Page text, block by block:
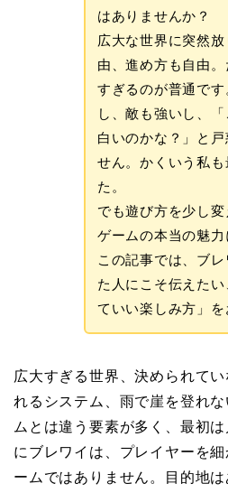
はありませんか？
広大な世界に突然
由、進め方も自由
すぎるのが普通で
し、敵も強いし、
白いのかな？」と
せん。かくいう私
た。
でも遊び方を少し
ゲームの本当の魅力
この記事では、ブ
た人にこそ伝えた
ていい楽しみ方」を
広大すぎる世界、決められて
れるシステム、雨で崖を登れ
ムとは違う要素が多く、最初
にブレワイは、プレイヤーを
ームではありません。目的地